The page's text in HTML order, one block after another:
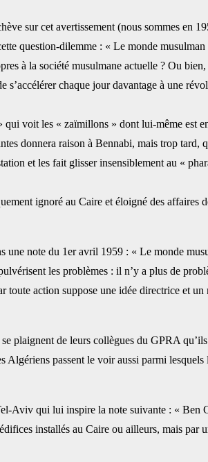
sur cet avertissement ‎‎(nous sommes en
‎question-dilemme : « Le monde
à la société musulmane actuelle ? Ou bien,
chaque ‎jour davantage à une
voit les « zaïmillons » dont lui-‎même est
‎donnera raison à Bennabi, mais trop tard,
et les fait glisser insensiblement au «
ignoré au Caire et éloigné des ‎affaires
une note du 1er avril 1959 : « Le ‎monde
les problèmes : il n’y a plus de
toute action suppose une idée directrice et un
plaignent de leurs collègues du GPRA ‎qu’ils
Algériens ‎passent le voir aussi parmi
Aviv qui lui inspire la note suivante : ‎‎« Ben
‎installés au Caire ou ailleurs, mais par